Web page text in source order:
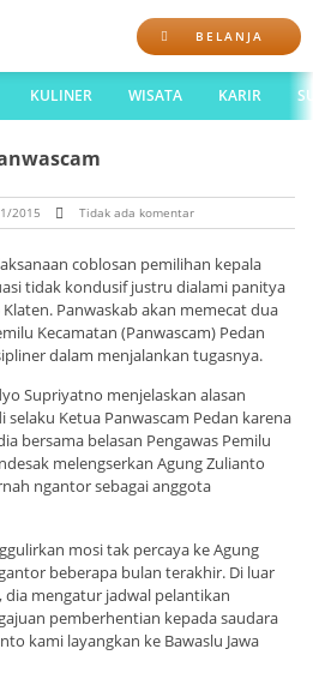
BELANJA
KULINER WISATA KARIR
2015 Tidak ada komentar
coblosan pemilihan kepala
tidak kondusif justru dialami panitya
Panwaskab akan memecat dua
Kecamatan (Panwascam) Pedan
dalam menjalankan tugasnya.
Supriyatno menjelaskan alasan
Ketua Panwascam Pedan karena
bersama belasan Pengawas Pemilu
melengserkan Agung Zulianto
ngantor sebagai anggota
mosi tak percaya ke Agung
beberapa bulan terakhir. Di luar
mengatur jadwal pelantikan
pemberhentian kepada saudara
kami layangkan ke Bawaslu Jawa